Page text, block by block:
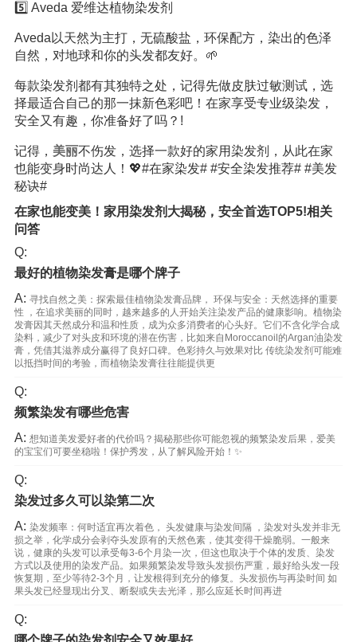
5️⃣ Aveda 爱维达植物染发剂
Aveda以天然为主打，无硫酸盐，环保配方，染出的色泽
自然，对地球和你的头发都友好。🌱
每款染发剂都有其独特之处，记得先做皮肤过敏测试，选
择最适合自己的那一抹新色彩吧！在家享受专业级染发，
安全又有趣，你准备好了吗？!
记得， 美丽不伤发，选择一款好的家用染发剂，从此在家
也能变身时尚达人！💖#在家染发# #安全染发推荐# #美发
秘诀#
在家也能变美！家用染发剂大揭秘，安全首选TOP5!相关
问答
Q:
最好的植物染发膏是哪个牌子
A: 寻找自然之美：探索最佳植物染发膏品牌， 环保与安全：天然选择的重要
性 ，在追求美丽的同时，越来越多的人开始关注染发产品的健康影响。植物染
发膏因其天然成分和温和性质，成为众多消费者的心头好。它们不含化学合成
染料，减少了对头皮和环境的潜在伤害，比如来自Moroccanoil的Argan油染发
膏，凭借其滋养成分赢得了良好口碑。色彩持久与效果对比 传统染发剂可能难
以抵挡时间的考验，而植物染发膏往往能提供更
Q:
频繁染发有哪些危害
A: 想知道美发爱好者的代价吗？揭秘那些你可能忽视的频繁染发后果，爱美
的宝宝们可要坐稳啦！保护秀发，从了解风险开始！✨
Q:
染发过多久可以染第二次
A: 染发频率：何时适宜再次着色， 头发健康与染发间隔 ，染发对头发并非无
损之举，化学成分会剥夺头发原有的天然色素，使其变得干燥脆弱。一般来
说，健康的头发可以承受每3-6个月染一次，但这也取决于个体的发质、染发
方式以及使用的染发产品。如果频繁染发导致头发损伤严重，最好给头发一段
恢复期，至少等待2-3个月，让发根得到充分的修复。头发损伤与再染时间 如
果头发已经显现出分叉、断裂或失去光泽，那么应延长时间再进
Q: